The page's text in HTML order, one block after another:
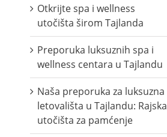
Otkrijte spa i wellness
utočišta širom Tajlanda
Preporuka luksuznih spa i
wellness centara u Tajlandu
Naša preporuka za luksuzna
letovališta u Tajlandu: Rajska
utočišta za pamćenje